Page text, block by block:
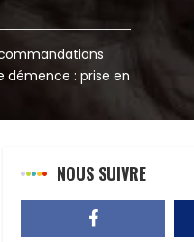
démence : prise en
NOUS SUIVRE